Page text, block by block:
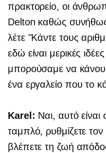
πρακτορείο, οι
Delton καθώς
λέτε "Κάντε τους
εδώ είναι μερικές
μπορούσαμε να
ένα εργαλείο που το
Karel: Ναι, αυτό
ταμπλό, ρυθμίζετε
βλέπετε τη ζωή